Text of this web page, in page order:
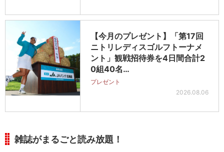
【今月のプレゼント】「第17回
ニトリレディスゴルフトーナメ
ント」観戦招待券を4日間合計2
0組40名…
プレゼント
2026.08.06
雑誌がまるごと読み放題！